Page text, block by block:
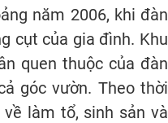
năm 2006, khi đàn
cụt của gia đình. Khu
quen thuộc của đàn
góc vườn. Theo thời
làm tổ, sinh sản và